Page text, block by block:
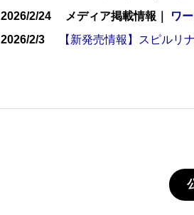
2026/2/24
メディア掲載情報｜ ワ
2026/2/3
【新発売情報】スピルリ